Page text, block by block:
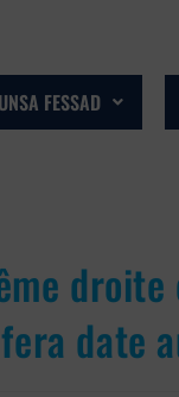
FESSAD
droite
date